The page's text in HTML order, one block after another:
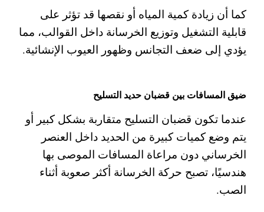
كما أن زيادة كمية المياه أو نقصها قد تؤثر على
قابلية التشغيل وتوزيع الخرسانة داخل القوالب، مما
يؤدي إلى ضعف التجانس وظهور العيوب الإنشائية.
ضيق المسافات بين قضبان حديد التسليح
عندما تكون قضبان التسليح متقاربة بشكل كبير أو
يتم وضع كميات كبيرة من الحديد داخل العنصر
الخرساني دون مراعاة المسافات الموصى بها
هندسيًا، تصبح حركة الخرسانة أكثر صعوبة أثناء
الصب.